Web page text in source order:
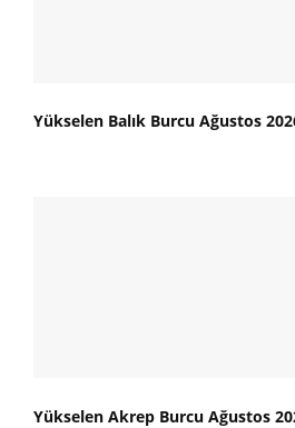
Yükselen Balık Burcu Ağustos
Yükselen Akrep Burcu Ağustos